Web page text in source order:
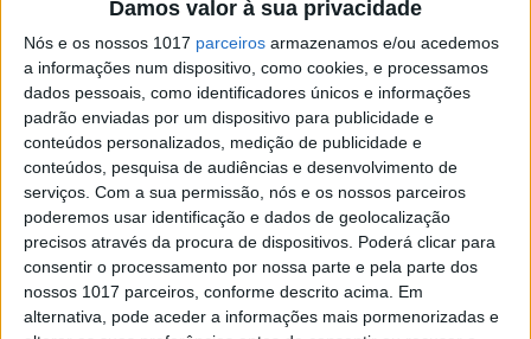
Damos valor à sua privacidade
Nós e os nossos 1017 parceiros armazenamos e/ou acedemos
a informações num dispositivo, como cookies, e processamos
dados pessoais, como identificadores únicos e informações
padrão enviadas por um dispositivo para publicidade e
conteúdos personalizados, medição de publicidade e
conteúdos, pesquisa de audiências e desenvolvimento de
serviços. Com a sua permissão, nós e os nossos parceiros
poderemos usar identificação e dados de geolocalização
precisos através da procura de dispositivos. Poderá clicar para
consentir o processamento por nossa parte e pela parte dos
nossos 1017 parceiros, conforme descrito acima. Em
alternativa, pode aceder a informações mais pormenorizadas e
TELEVISÃO
Em “A Promessa”: António proíbe Helena de
estar com Miguel para se vingar